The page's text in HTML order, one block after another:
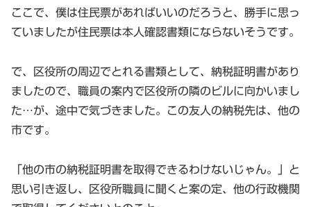
ここで、僕は住民票があればいいのだろうと、勝手に思っ
ていましたが住民票は本人確認書類にならないそうです。
で、区役所の周辺でとれる書類として、納税証明書があり
ましたので、職員の案内で区役所の隣のビルに向かいまし
た…が、途中で気づきました。この友人の納税先は、他の
市です。
「他の市の納税証明書を取得できるわけないじゃん。」と
思い引き返し、区役所職員に聞くと案の定、他の行政機関